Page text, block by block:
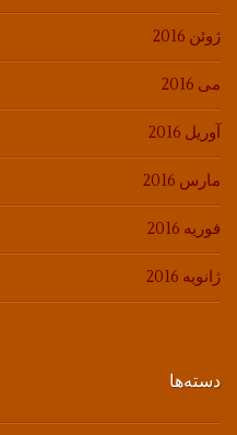
ژوئن 2016
می 2016
آوریل 2016
مارس 2016
فوریه 2016
ژانویه 2016
دسته‌ها